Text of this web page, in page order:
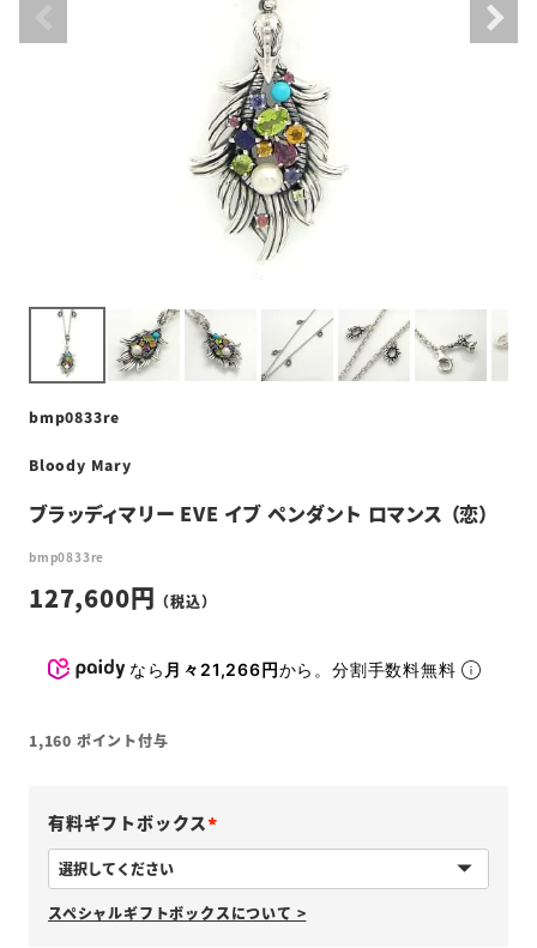
bmp0833re
Bloody Mary
ブラッディマリー EVE イブ ペンダント ロマンス （恋）
bmp0833re
127,600
なら 月々21,266円から。分割手数料無料
1,160 ポイント付与
有料ギフトボックス
必
須
スペシャルギフトボックスについて >